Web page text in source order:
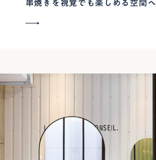
串焼きを視覚でも楽しめる空間へ